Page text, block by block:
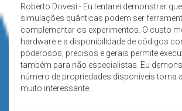
Roberto Dovesi:- Eu tentarei demonstrar
simulações quânticas podem ser
complementar os experimentos. O custo
hardware e a disponibilidade de códigos
poderosos, precisos e gerais permite
também para não especialistas. Eu
número de propriedades disponíveis torna
muito interessante.